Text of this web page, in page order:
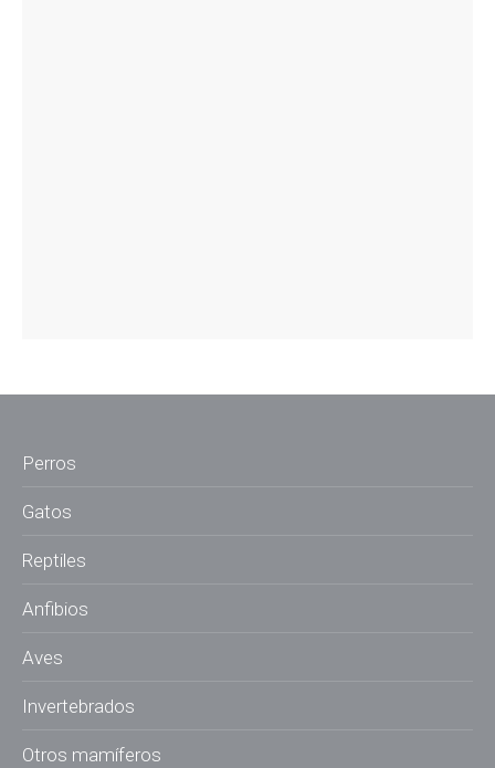
Perros
Gatos
Reptiles
Anfibios
Aves
Invertebrados
Otros mamíferos